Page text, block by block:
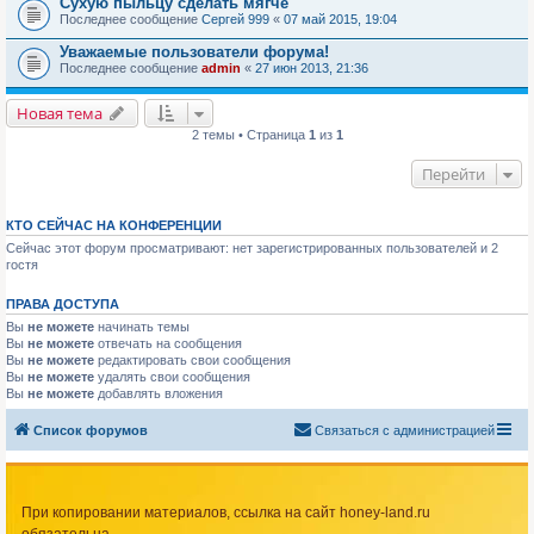
Последнее сообщение Сергей 999 « 07 май 2015, 19:04
Уважаемые пользователи форума!
Последнее сообщение admin « 27 июн 2013, 21:36
Новая тема
2 темы • Страница 1 из 1
Перейти
КТО СЕЙЧАС НА КОНФЕРЕНЦИИ
Сейчас этот форум просматривают: нет зарегистрированных пользователей и 2
гостя
ПРАВА ДОСТУПА
Вы не можете начинать темы
Вы не можете отвечать на сообщения
Вы не можете редактировать свои сообщения
Вы не можете удалять свои сообщения
Вы не можете добавлять вложения
Список форумов Связаться с администрацией
При копировании материалов, ссылка на сайт honey-land.ru